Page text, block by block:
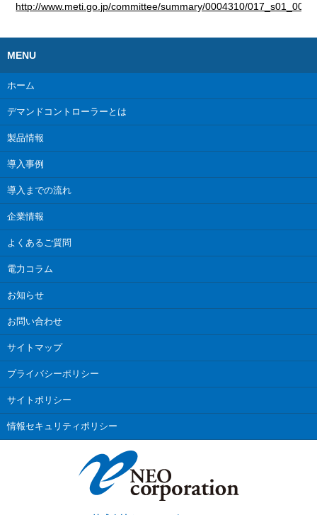
http://www.meti.go.jp/committee/summary/0004310/
MENU
ホーム
デマンドコントローラーとは
製品情報
導入事例
導入までの流れ
企業情報
よくあるご質問
電力コラム
お知らせ
お問い合わせ
サイトマップ
プライバシーポリシー
サイトポリシー
情報セキュリティポリシー